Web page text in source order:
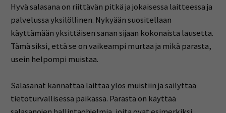
Hyvä salasana on riittävän pitkä ja jokaisessa laitteessa ja
palvelussa yksilöllinen. Nykyään suositellaan
käyttämään yksittäisen sanan sijaan kokonaista lausetta.
Tämä siksi, että se on vaikeampi murtaa ja mikä parasta,
usein helpompi muistaa.
Salasanat kannattaa laittaa ylös muistiin ja säilyttää
tietoturvallisessa paikassa. Parasta on käyttää